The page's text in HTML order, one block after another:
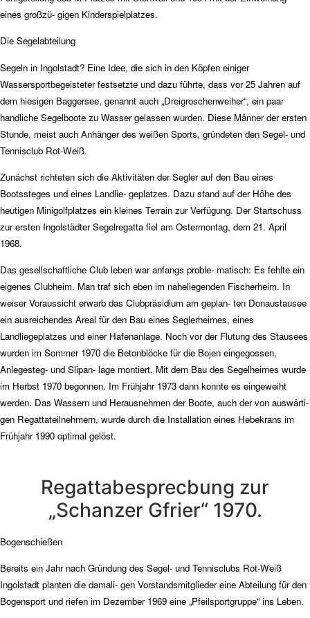
eines großzü- gigen Kinderspielplatzes.
Die Segelabteilung
Segeln in Ingolstadt? Eine Idee, die sich in den Köpfen einiger
Wassersportbegeisteter festsetzte und dazu führte, dass vor 25 Jahren auf
dem hiesigen Baggersee, genannt auch „Dreigroschenweiher“, ein paar
handliche Segelboote zu Wasser gelassen wurden. Diese Männer der ersten
Stunde, meist auch Anhänger des weißen Sports, gründeten den Segel- und
Tennisclub Rot-Weiß.
Zunächst richteten sich die Aktivitäten der Segler auf den Bau eines
Bootssteges und eines Landlie- geplatzes. Dazu stand auf der Höhe des
heutigen Minigolfplatzes ein kleines Terrain zur Verfügung. DerStartschuss
zur ersten Ingolstädter Segelregatta fiel am Ostermontag, dem 21. April
1968.
Das gesellschaftliche Club leben war anfangs proble- matisch: Es fehlte ein
eigenes Clubheim. Man traf sich eben im naheliegenden Fischerheim. In
weiser Voraussicht erwarb das Clubpräsidium am geplan- ten Donaustausee
ein ausreichendes Areal für den Bau eines Seglerheimes, eines
Landliegeplatzes und einer Hafenanlage. Noch vor der Flutung des Stausees
wurden im Sommer 1970 die Betonblöcke für die Bojen eingegossen,
Anlegesteg- und Slipan- lage montiert. Mit dem Bau des Segelheimes wurde
im Herbst 1970 begonnen. Im Frühjahr 1973 dann konnte es eingeweiht
werden. Das Wassern und Herausnehmen der Boote, auch der von auswärti-
gen Regattateilnehmern, wurde durch die Installation eines Hebekrans im
Frühjahr 1990 optimal gelöst.
Regattabesprecbung zur
„Schanzer Gfrier“ 1970.
Bogenschießen
Bereits ein Jahr nach Gründung des Segel- und Tennisclubs Rot-Weiß
Ingolstadt planten die damali- gen Vorstandsmitglieder eine Abteilung für den
Bogensport und riefen im Dezember 1969 eine „Pfeilsportgruppe“ ins Leben.